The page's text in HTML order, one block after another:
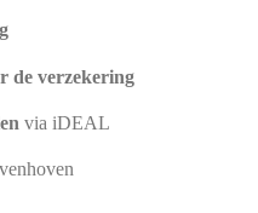
de verzekering
via iDEAL